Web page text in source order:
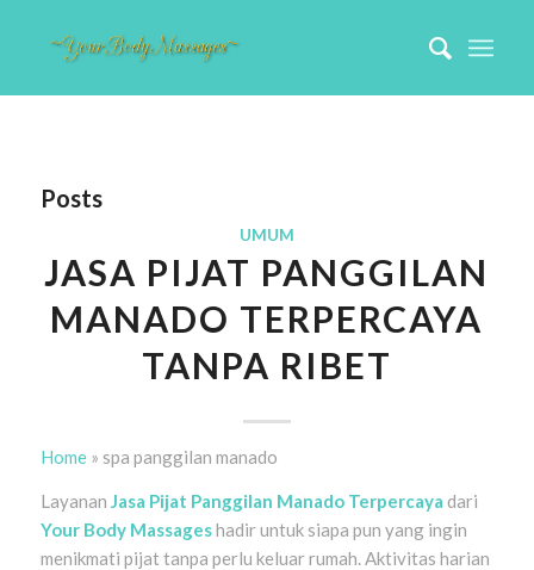
Posts
UMUM
JASA PIJAT PANGGILAN
MANADO TERPERCAYA
TANPA RIBET
Home» spa panggilan manado
Layanan Jasa Pijat Panggilan Manado Terpercaya dari
Your Body Massageshadir untuk siapa pun yang ingin
menikmati pijat tanpa perlu keluar rumah. Aktivitas harian